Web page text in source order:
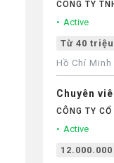
CÔNG TY
Active
Từ 40 triệu
Hồ Chí Minh
Chuyên
CÔNG TY
Active